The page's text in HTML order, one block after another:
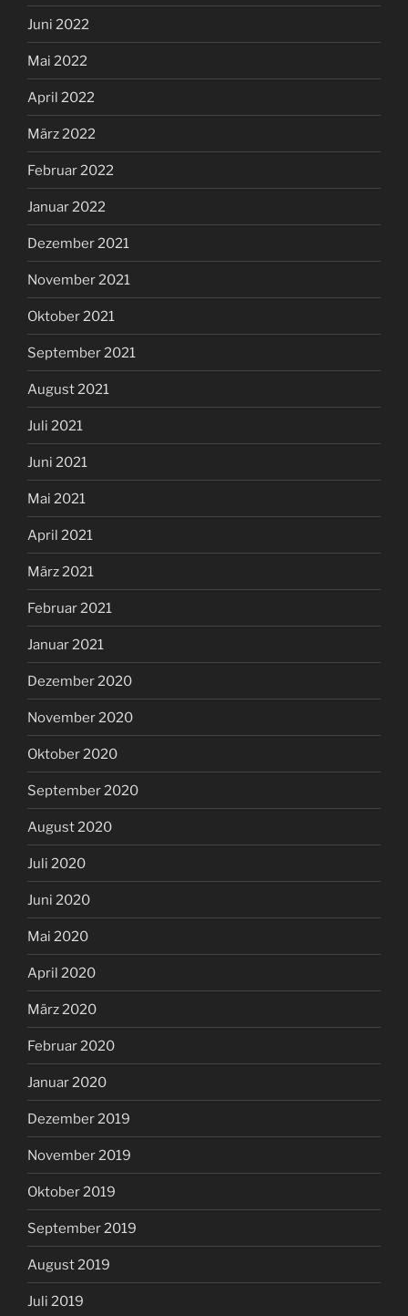
Juni 2022
Mai 2022
April 2022
März 2022
Februar 2022
Januar 2022
Dezember 2021
November 2021
Oktober 2021
September 2021
August 2021
Juli 2021
Juni 2021
Mai 2021
April 2021
März 2021
Februar 2021
Januar 2021
Dezember 2020
November 2020
Oktober 2020
September 2020
August 2020
Juli 2020
Juni 2020
Mai 2020
April 2020
März 2020
Februar 2020
Januar 2020
Dezember 2019
November 2019
Oktober 2019
September 2019
August 2019
Juli 2019